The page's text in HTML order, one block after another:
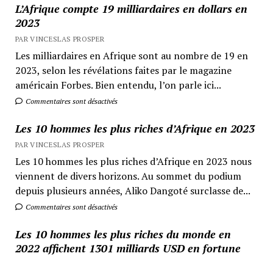
L’Afrique compte 19 milliardaires en dollars en
2023
PAR VINCESLAS PROSPER
Les milliardaires en Afrique sont au nombre de 19 en
2023, selon les révélations faites par le magazine
américain Forbes. Bien entendu, l’on parle ici...
Commentaires sont désactivés
Les 10 hommes les plus riches d’Afrique en 2023
PAR VINCESLAS PROSPER
Les 10 hommes les plus riches d’Afrique en 2023 nous
viennent de divers horizons. Au sommet du podium
depuis plusieurs années, Aliko Dangoté surclasse de...
Commentaires sont désactivés
Les 10 hommes les plus riches du monde en
2022 affichent 1301 milliards USD en fortune